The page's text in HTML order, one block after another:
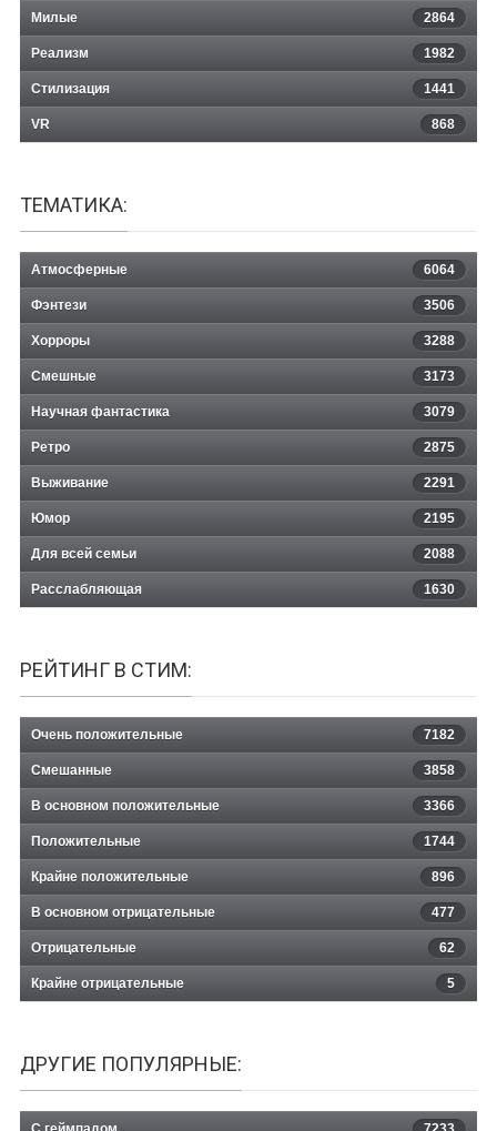
Милые 2864
Реализм 1982
Стилизация 1441
VR 868
ТЕМАТИКА:
Атмосферные 6064
Фэнтези 3506
Хорроры 3288
Смешные 3173
Научная фантастика 3079
Ретро 2875
Выживание 2291
Юмор 2195
Для всей семьи 2088
Расслабляющая 1630
РЕЙТИНГ В СТИМ:
Очень положительные 7182
Смешанные 3858
В основном положительные 3366
Положительные 1744
Крайне положительные 896
В основном отрицательные 477
Отрицательные 62
Крайне отрицательные 5
ДРУГИЕ ПОПУЛЯРНЫЕ: